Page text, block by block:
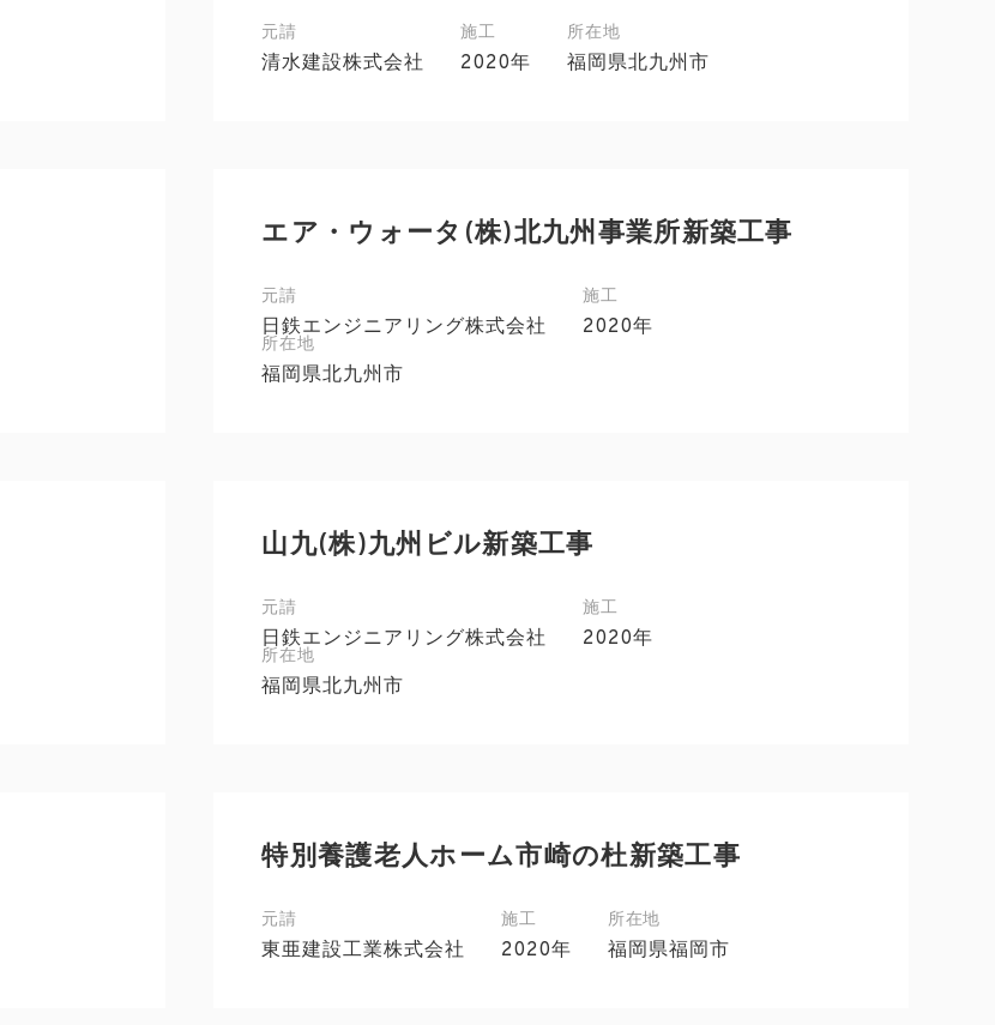
元請
清水建設株式会社
施工
2020年
所在地
福岡県北九州市
エア・ウォータ(株)北九州事業所新築工事
元請
日鉄エンジニアリング株式会社
施工
2020年
所在地
福岡県北九州市
山九(株)九州ビル新築工事
元請
日鉄エンジニアリング株式会社
施工
2020年
所在地
福岡県北九州市
特別養護老人ホーム市崎の杜新築工事
元請
東亜建設工業株式会社
施工
2020年
所在地
福岡県福岡市